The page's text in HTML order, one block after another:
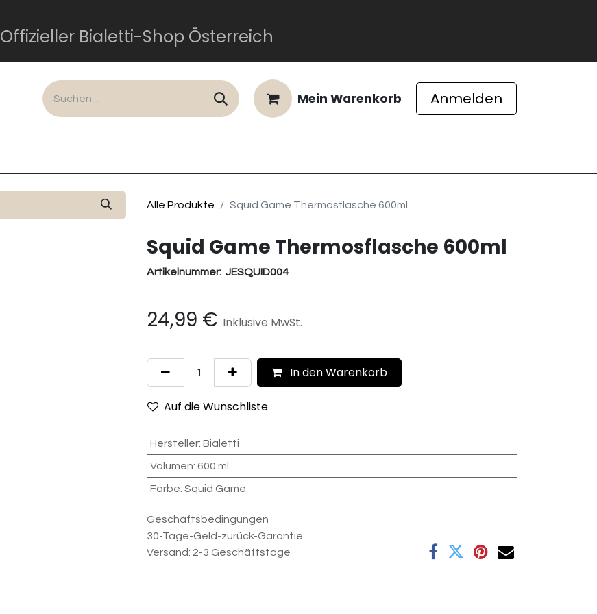
Offizieller Bialetti-Shop Österreich
Mein Warenkorb Anmelden
Alle Produkte Squid Game Thermosflasche 600ml
Squid Game Thermosflasche 600ml
Artikelnummer: JESQUID004
24,99 € Inklusive MwSt.
In den Warenkorb
Auf die Wunschliste
Hersteller: Bialetti
Volumen: 600 ml
Farbe: Squid Game.
Geschäftsbedingungen
30-Tage-Geld-zurück-Garantie
Versand: 2-3 Geschäftstage